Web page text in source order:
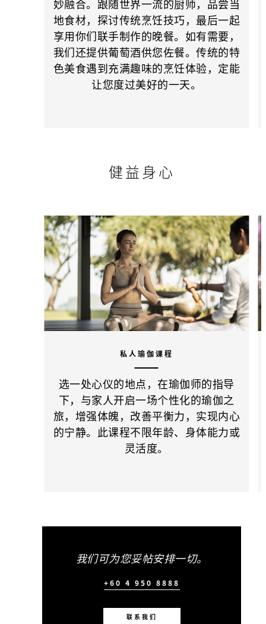
妙融合。跟随世界一流的厨师，品尝当
地食材，探讨传统烹饪技巧，最后一起
享用你们联手制作的晚餐。如有需要，
我们还提供葡萄酒供您佐餐。传统的特
色美食遇到充满趣味的烹饪体验，定能
让您度过美好的一天。
健益身心
私人瑜伽课程
选一处心仪的地点，在瑜伽师的指导
下，与家人开启一场个性化的瑜伽之
旅，增强体魄，改善平衡力，实现内心
的宁静。此课程不限年龄、身体能力或
灵活度。
我们可为您妥帖安排一切。
+60 4 950 8888
联系我们